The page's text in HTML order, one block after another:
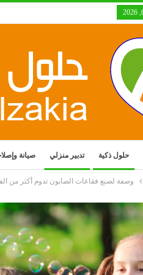
حلول ذكية تدبير منزلي صيانة
وصفة لصنع فقاعات الصابون تدوم أكثر من